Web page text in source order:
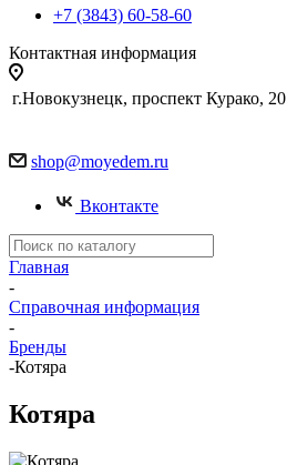
+7 (3843) 60-58-60
Контактная информация
г.Новокузнецк, проспект Курако, 20
shop@moyedem.ru
Вконтакте
Главная
-
Справочная информация
-
Бренды
-Котяра
Котяра